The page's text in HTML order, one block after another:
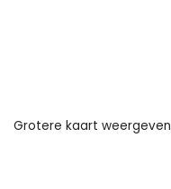
Grotere kaart weergeven